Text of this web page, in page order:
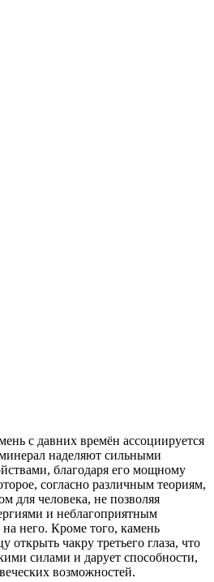
с давних времён ассоциируется
наделяют сильными
благодаря его мощному
согласно различным теориям,
для человека, не позволяя
и неблагоприятным
него. Кроме того, камень
открыть чакру третьего глаза, что
силами и дарует способности,
возможностей.